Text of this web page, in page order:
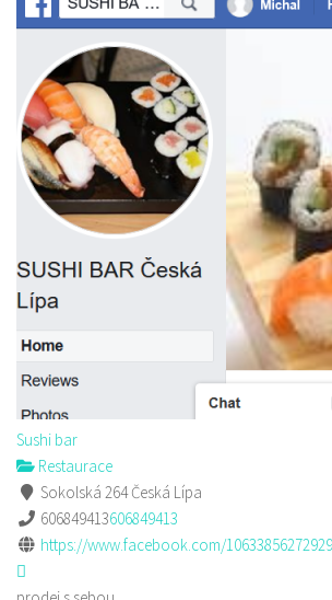
Sushi bar
Restaurace
Sokolská 264 Česká Lípa
606849413606849413
https://www.facebook.com/